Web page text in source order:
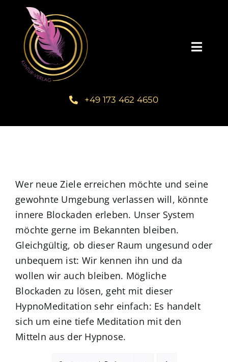
springen
Verlegerin Deborah Bichlmeier
Schreibmentoring – Masterclass
Blog
zum Buchhandel
+49 173 462 4650
Wer neue Ziele erreichen möchte und seine
gewohnte Umgebung verlassen will, könnte
innere Blockaden erleben. Unser System
möchte gerne im Bekannten bleiben.
Gleichgültig, ob dieser Raum ungesund oder
unbequem ist: Wir kennen ihn und da
wollen wir auch bleiben. Mögliche
Blockaden zu lösen, geht mit dieser
HypnoMeditation sehr einfach: Es handelt
sich um eine tiefe Meditation mit den
Mitteln aus der Hypnose.